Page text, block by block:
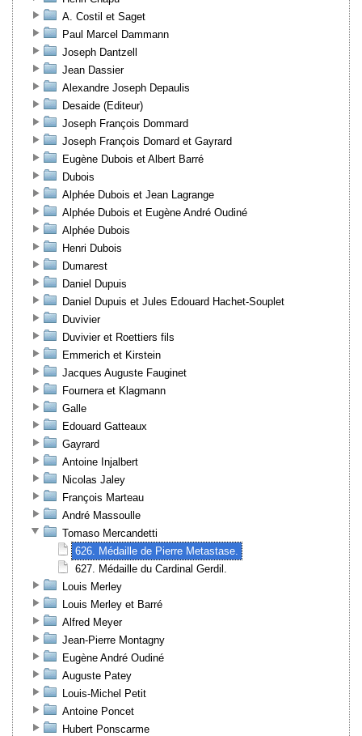
A. Costil et Saget
Paul Marcel Dammann
Joseph Dantzell
Jean Dassier
Alexandre Joseph Depaulis
Desaide (Editeur)
Joseph François Dommard
Joseph François Domard et Gayrard
Eugène Dubois et Albert Barré
Dubois
Alphée Dubois et Jean Lagrange
Alphée Dubois et Eugène André Oudiné
Alphée Dubois
Henri Dubois
Dumarest
Daniel Dupuis
Daniel Dupuis et Jules Edouard Hachet-Souplet
Duvivier
Duvivier et Roettiers fils
Emmerich et Kirstein
Jacques Auguste Fauginet
Fournera et Klagmann
Galle
Edouard Gatteaux
Gayrard
Antoine Injalbert
Nicolas Jaley
François Marteau
André Massoulle
Tomaso Mercandetti
626. Médaille de Pierre Metastase.
627. Médaille du Cardinal Gerdil.
Louis Merley
Louis Merley et Barré
Alfred Meyer
Jean-Pierre Montagny
Eugène André Oudiné
Auguste Patey
Louis-Michel Petit
Antoine Poncet
Hubert Ponscarme